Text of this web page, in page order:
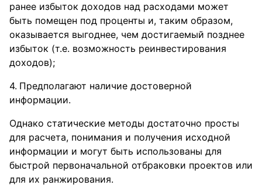
ранее избыток доходов над расходами может
быть помещен под проценты и, таким образом,
оказывается выгоднее, чем достигаемый позднее
избыток (т.е. возможность реинвестирования
доходов);
Предполагают наличие достоверной
информации.
Однако статические методы достаточно просты
для расчета, понимания и получения исходной
информации и могут быть использованы для
быстрой первоначальной отбраковки проектов или
для их ранжирования.